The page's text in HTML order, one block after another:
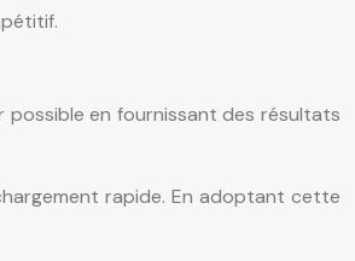
en fournissant des résultats
rapide. En adoptant cette